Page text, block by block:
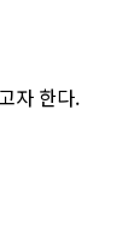
자 한다.